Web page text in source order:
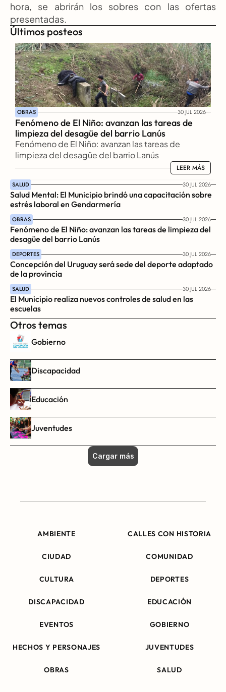
hora, se abrirán los sobres con las ofertas
presentadas.
Últimos posteos
OBRAS 30 JUL 2026
Fenómeno de El Niño: avanzan las tareas de
limpieza del desagüe del barrio Lanús
Fenómeno de El Niño: avanzan las tareas de
limpieza del desagüe del barrio Lanús
LEER MÁS
LEER MÁS
SALUD 30 JUL 2026
Salud Mental: El Municipio brindó una capacitación sobre
estrés laboral en Gendarmería
OBRAS 30 JUL 2026
Fenómeno de El Niño: avanzan las tareas de limpieza del
desagüe del barrio Lanús
DEPORTES 30 JUL 2026
Concepción del Uruguay será sede del deporte adaptado
de la provincia
SALUD 30 JUL 2026
El Municipio realiza nuevos controles de salud en las
escuelas
Otros temas
Gobierno
Discapacidad
Educación
Juventudes
Cargar más
AMBIENTE CALLES CON HISTORIA
CIUDAD COMUNIDAD
CULTURA DEPORTES
DISCAPACIDAD EDUCACIÓN
EVENTOS GOBIERNO
HECHOS Y PERSONAJES JUVENTUDES
OBRAS SALUD